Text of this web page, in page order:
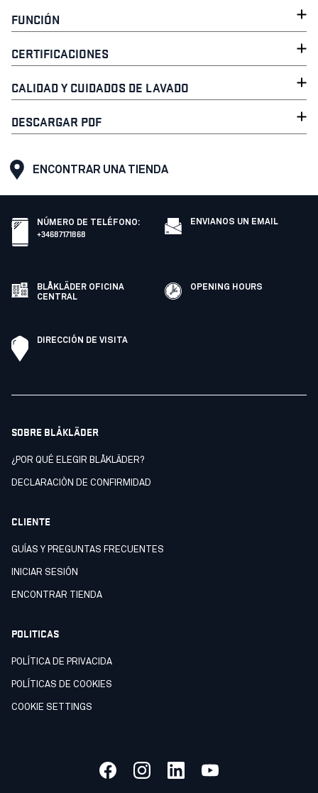
FUNCIÓN
CERTIFICACIONES
CALIDAD Y CUIDADOS DE LAVADO
DESCARGAR PDF
ENCONTRAR UNA TIENDA
NÚMERO DE TELÉFONO:
+34687171868
ENVIANOS UN EMAIL
BLÅKLÄDER OFICINA
CENTRAL
OPENING HOURS
DIRECCIÓN DE VISITA
SOBRE BLÅKLÄDER
¿POR QUÉ ELEGIR BLÅKLÄDER?
DECLARACIÒN DE CONFIRMIDAD
CLIENTE
GUÍAS Y PREGUNTAS FRECUENTES
INICIAR SESIÓN
ENCONTRAR TIENDA
POLITICAS
POLÍTICA DE PRIVACIDA
POLÍTICAS DE COOKIES
COOKIE SETTINGS